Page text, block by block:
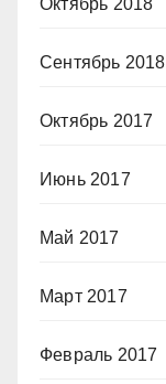
Сентябрь 2018
Октябрь 2017
Июнь 2017
Май 2017
Март 2017
Февраль 2017